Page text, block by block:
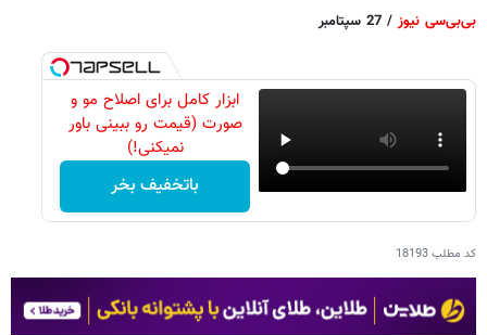
بی‌بی‌سی نیوز / 27 سپتامبر
ابزار کامل برای اصلاح مو و
صورت (قیمت رو ببینی باور
نمیکنی!)
باتخفیف بخر
کد مطلب18193